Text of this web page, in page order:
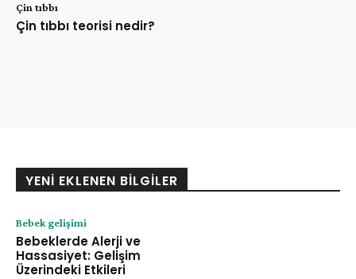
Çin tıbbı
Çin tıbbı teorisi nedir?
YENI EKLENEN BILGILER
Bebek gelişimi
Bebeklerde Alerji ve
Hassasiyet: Gelişim
Üzerindeki Etkileri